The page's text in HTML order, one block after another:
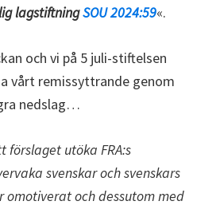
lagstiftningSOU 2024:59«.
och vi på 5 juli-stiftelsen
vårt remissyttrande genom
nedslag…
förslaget utöka FRA:s
svenskar och svenskars
omotiverat och dessutom med